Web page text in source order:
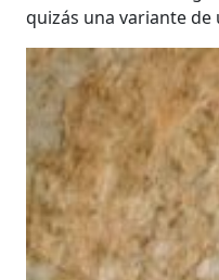
quizás una variante de